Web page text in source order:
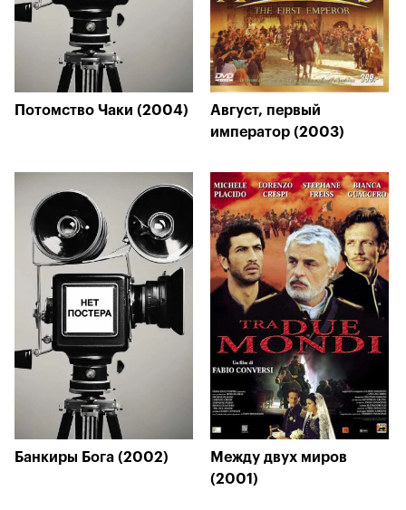
Потомство Чаки (2004)
Август, первый
император (2003)
Банкиры Бога (2002)
Между двух миров
(2001)